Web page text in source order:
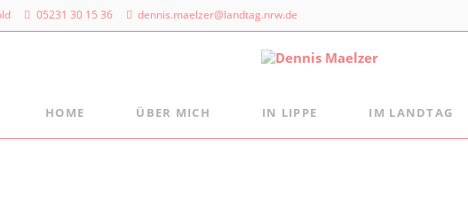
05231 30 15 36 dennis.maelzer@landtag.nrw.de
HOME ÜBER MICH IN LIPPE IM LANDTAG